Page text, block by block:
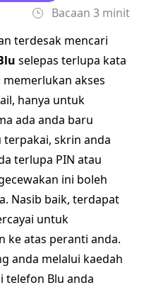
Bacaan 3 minit
terdesak mencari
selepas terlupa kata
memerlukan akses
hanya untuk
ada anda baru
skrin anda
terlupa PIN atau
ini boleh
Nasib baik, terdapat
untuk
ke atas peranti anda.
anda melalui kaedah
telefon Blu anda